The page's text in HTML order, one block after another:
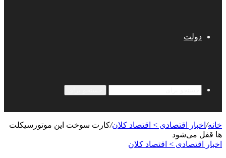
دولت
خانه/ اخبار اقتصادی > اقتصاد كلان/کارت سوخت این موتورسیکلت
ها قفل می‌شود
اخبار اقتصادی > اقتصاد كلان